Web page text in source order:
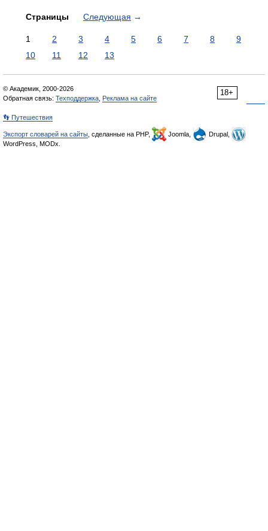
Страницы Следующая →
1 2 3 4 5 6 7 8
9
10
11 12 13
18+
© Академик, 2000-2026
Обратная связь: Техподдержка Реклама на сайте
👣 Путешествия
Экспорт словарей на сайты , сделанные на PHP, Joomla,
Drupal,
WordPress, MODx.